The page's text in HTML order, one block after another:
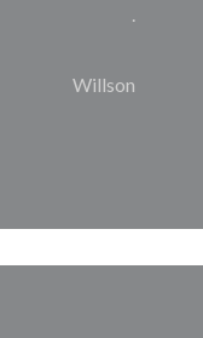
.
Willson